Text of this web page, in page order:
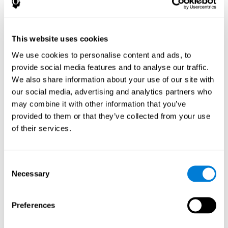
This website uses cookies
We use cookies to personalise content and ads, to
provide social media features and to analyse our traffic.
We also share information about your use of our site with
our social media, advertising and analytics partners who
may combine it with other information that you’ve
provided to them or that they’ve collected from your use
of their services.
Selection
Necessary
Preferences
σημασιολογική άνοια
στην σημασιολογική άνοια, δεν είναι το ίδιο πράγμα. Ως εκ
Ονομασίας με τη σημασιολογική άνοια. Σε αυτή την περίπτωση,
αυτό που συμβαίνει είναι ότι το άτομο χάνει τις ήδη κεκτημένες
πληροφορίες στο σημασιολογικό απόθεμα, όχι την πρόσβαση
στο απόθεμα. Έτσι, το άτομο δεν είναι σε θέση να παρέχει
κάποια πληροφορία (ίσως πολύ γενικές πληροφορίες) για τη
λέξη που προσπαθεί να πει.
Επιπλέον, στηνδυσλεξία ή στη διαταραχή ελλειμματικής
προσοχής με υπερκινητικότητα (ΔΕΠΥ)
Πως να μετρήσουμε και να
αξιολογήσουμε την ικανότητα της
ονομασίας;